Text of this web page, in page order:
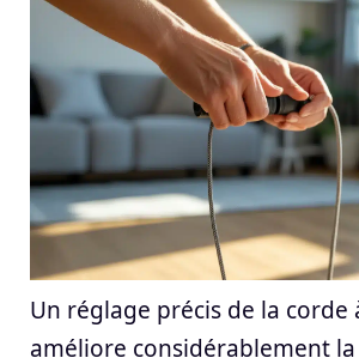
Un réglage précis de la corde
améliore considérablement